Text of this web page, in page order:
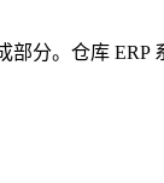
分。仓库